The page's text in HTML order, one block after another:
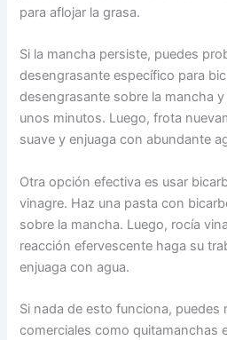
para aflojar la grasa.
Si la mancha persiste, puedes
desengrasante específico para
desengrasante sobre la mancha
unos minutos. Luego, frota
suave y enjuaga con abundante
Otra opción efectiva es usar
vinagre. Haz una pasta con
sobre la mancha. Luego, rocía
reacción efervescente haga su
enjuaga con agua.
Si nada de esto funciona, puedes
comerciales como quitamanchas